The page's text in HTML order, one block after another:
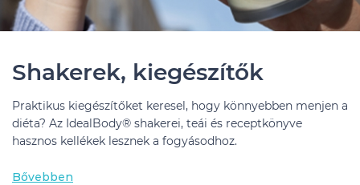
Shakerek, kiegészítők
Praktikus kiegészítőket keresel, hogy könnyebben menjen a
diéta? Az IdealBody® shakerei, teái és receptkönyve
hasznos kellékek lesznek a fogyásodhoz.
Bővebben